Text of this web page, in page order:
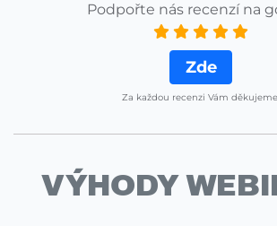
Podpořte nás recenzí na
Zde
Za každou recenzi Vám
VÝHODY